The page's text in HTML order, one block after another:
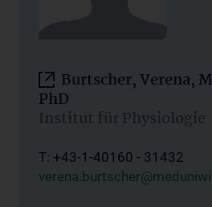
Burtscher, Verena,
PhD
Institut für Physiologie
T: +43-1-40160 - 31432